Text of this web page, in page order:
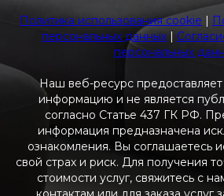
Политика использования cookie |
персональных данных |
персональных
Наш веб-ресурс
информацию и не является
согласно Статье 437 ГК РФ.
информация предназначена
ознакомления. Вы соглашаетесь
свой страх и риск. Для получения
стоимости услуг, свяжитесь с